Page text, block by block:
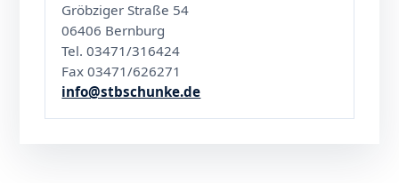
Gröbziger Straße 54
06406 Bernburg
Tel. 03471/316424
Fax 03471/626271
info@stbschunke.de